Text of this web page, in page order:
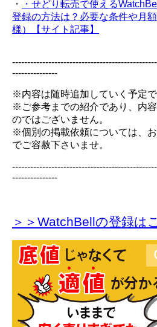
・
・せどり転売で使える
登録の方法は？必要な条件や月
様）【サイト記事】
---------------
※内容は随時追加していく予定で
※ご参考までの紹介であり、内
のではございません。
※個別の掲載依頼については、
でご容赦下さいませ。
---------------
＞＞WatchBellの登録は